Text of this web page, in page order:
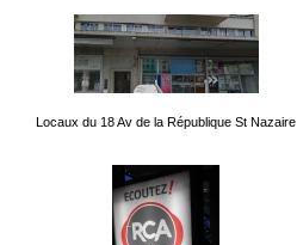
Locaux du 18 Av de la République St Nazaire